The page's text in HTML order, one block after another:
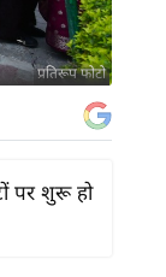
प्रतिरूप फोटो
पर शुरू हो